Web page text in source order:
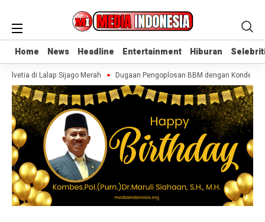
Home News Headline Entertainment Hiburan
Home News Headline Entertainment Hiburan
di Lalap Sijago Merah Dugaan Pengoplosan BBM dengan Konden,